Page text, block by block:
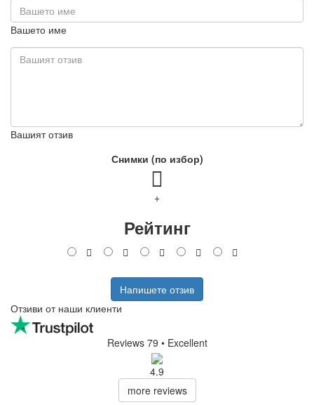
Вашето име
Вашият отзив
Снимки (по избор)
+
Рейтинг
Напишете отзив
Отзиви от наши клиенти
Reviews 79 • Excellent
4.9
more reviews